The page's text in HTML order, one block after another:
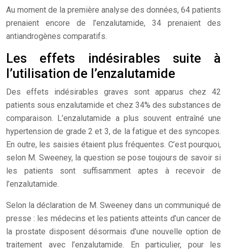
Au moment de la première analyse des données, 64 patients
prenaient encore de l’enzalutamide, 34 prenaient des
antiandrogènes comparatifs.
Les effets indésirables suite à
l’utilisation de l’enzalutamide
Des effets indésirables graves sont apparus chez 42
patients sous enzalutamide et chez 34% des substances de
comparaison. L’enzalutamide a plus souvent entraîné une
hypertension de grade 2 et 3, de la fatigue et des syncopes.
En outre, les saisies étaient plus fréquentes. C’est pourquoi,
selon M. Sweeney, la question se pose toujours de savoir si
les patients sont suffisamment aptes à recevoir de
l’enzalutamide.
Selon la déclaration de M. Sweeney dans un communiqué de
presse : les médecins et les patients atteints d’un cancer de
la prostate disposent désormais d’une nouvelle option de
traitement avec l’enzalutamide. En particulier, pour les